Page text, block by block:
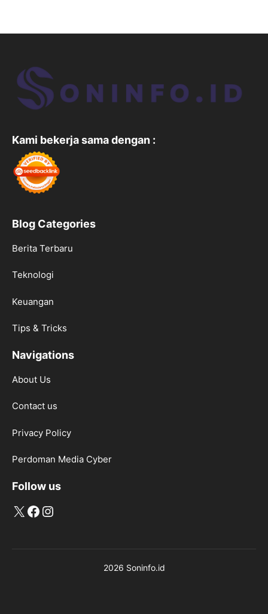
Kami bekerja sama dengan :
Blog Categories
Berita Terbaru
Teknologi
Keuangan
Tips & Tricks
Navigations
About Us
Contact us
Privacy Policy
Perdoman Media Cyber
Follow us
X Facebook
Instagram
2026 Soninfo.id